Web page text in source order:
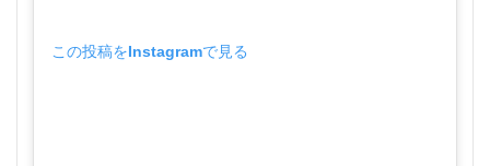
この投稿をInstagramで見る